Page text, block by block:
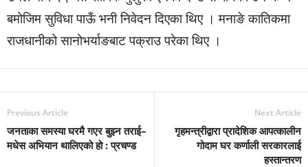
बमोजिम सुविधा पाऊँ भनी निवेदन दिएका थिए । मनाङे कातिकमा
राजधानीको सानोभर्याङबाट पक्राउ परेका थिए ।
Previous Article
जनताका समस्या घरमै गएर बुझ्न तराई–
मधेस अभियान थालिएको हो : प्रचण्ड
Next Article
गृहमन्त्रीद्वारा प्रादेशिक आपत्कालीन
गोदाम घर कर्णाली सरकारलाई
हस्तान्तरण